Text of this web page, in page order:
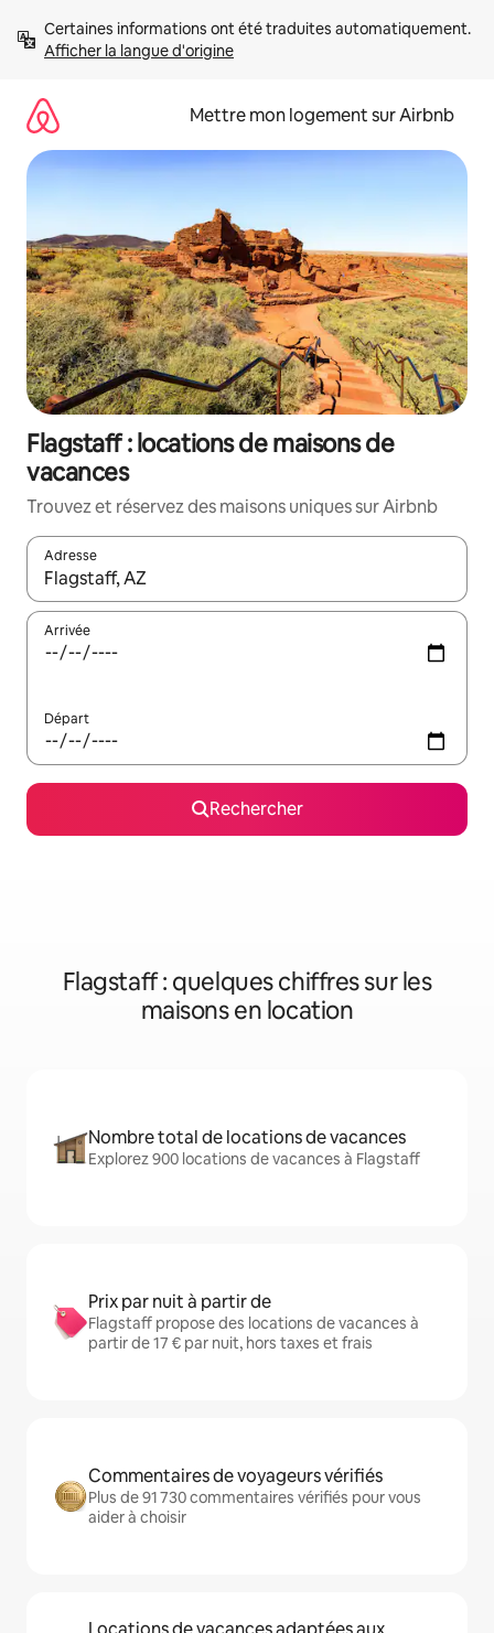
directement
Afficher la langue d'origine
Mettre mon logement sur Airbnb
Flagstaff : locations de maisons de
vacances
Trouvez et réservez des maisons uniques sur Airbnb
Adresse
Lorsque les résultats s'affichent, utilisez les flèches vers le
Arrivée
Départ
Rechercher
Flagstaff : quelques chiffres sur les
maisons en location
Nombre total de locations de vacances
Explorez 900 locations de vacances à Flagstaff
Prix par nuit à partir de
Flagstaff propose des locations de vacances à
partir de 17 € par nuit, hors taxes et frais
Commentaires de voyageurs vérifiés
Plus de 91 730 commentaires vérifiés pour vous
aider à choisir